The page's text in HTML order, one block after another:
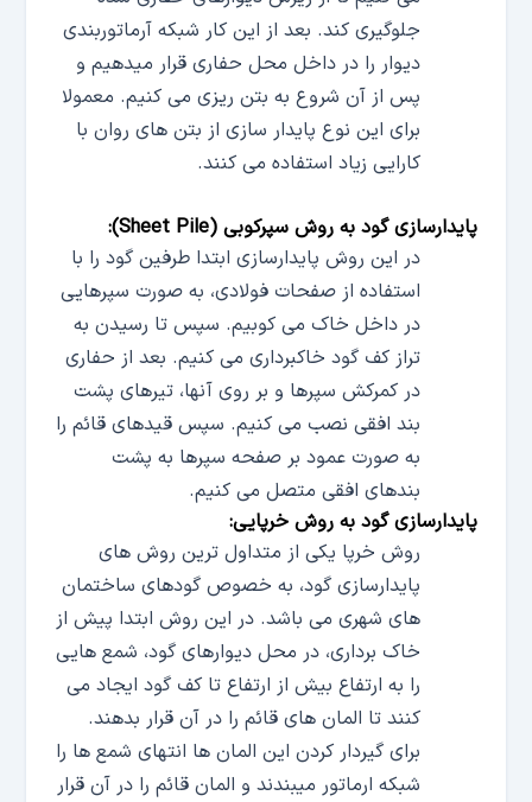
جلوگیری کند. بعد از این کار شبکه آرماتوربندی
دیوار را در داخل محل حفاری قرار میدهیم و
پس از آن شروع به بتن ریزی می کنیم. معمولا
برای این نوع پایدار سازی از بتن های روان با
کارایی زیاد استفاده می کنند.
پایدارسازی گود به روش سپرکوبی (Sheet Pile
):
در این روش پایدارسازی ابتدا طرفین گود را با
استفاده از صفحات فولادی، به صورت سپرهایی
در داخل خاک می کوبیم. سپس تا رسیدن به
تراز کف گود خاکبرداری می کنیم. بعد از حفاری
در کمرکش سپرها و بر روی آنها، تیرهای پشت
بند افقی نصب می کنیم. سپس قیدهای قائم را
به صورت عمود بر صفحه سپرها به پشت
بندهای افقی متصل می کنیم.
پایدارسازی گود به روش خرپایی:
روش خرپا یکی از متداول ترین روش های
پایدارسازی گود، به خصوص گودهای ساختمان
های شهری می باشد. در این روش ابتدا پیش از
خاک برداری، در محل دیوارهای گود، شمع هایی
را به ارتفاع بیش از ارتفاع تا کف گود ایجاد می
کنند تا المان های قائم را در آن قرار بدهند.
برای گیردار کردن این المان ها انتهای شمع ها را
شبکه ارماتور میبندند و المان قائم را در آن قرار